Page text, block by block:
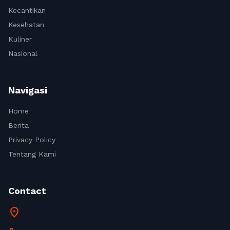
Kecantikan
Kesehatan
Kuliner
Nasional
Navigasi
Home
Berita
Privacy Policy
Tentang Kami
Contact
location_on